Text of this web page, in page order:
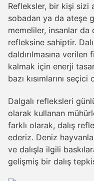
Refleksler, bir kişi sizi
sobadan ya da ateşe
memeliler, insanlar da
refleksine sahiptir.
daldırılmasına
kalmak için enerji
bazı kısımlarını
Dalgalı refleksleri
olarak kullanan
farklı olarak, dalış
ederiz. Deniz
ve dalışla ilgili
gelişmiş bir dalış